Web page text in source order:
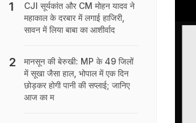
CJI सूर्यकांत और CM मोहन यादव ने
महाकाल के दरबार में लगाई हाजिरी,
सावन में लिया बाबा का आशीर्वाद
मानसून की बेरुखी: MP के 49 जिलों
में सूखा जैसा हाल, भोपाल में एक दिन
छोड़कर होगी पानी की सप्लाई; जानिए
आज का म